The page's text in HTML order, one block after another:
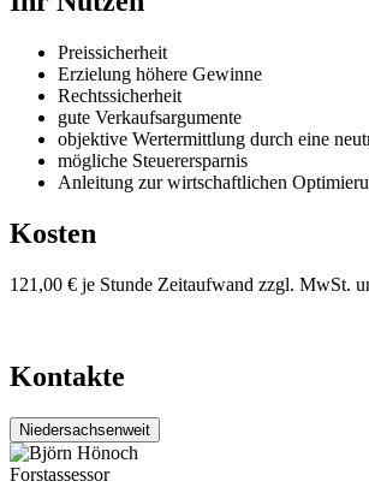
Preissicherheit
Erzielung höhere Gewinne
Rechtssicherheit
gute Verkaufsargumente
objektive Wertermittlung durch eine
mögliche Steuerersparnis
Anleitung zur wirtschaftlichen
Kosten
121,00 € je Stunde Zeitaufwand zzgl. MwSt.
Kontakte
Niedersachsenweit
Forstassessor